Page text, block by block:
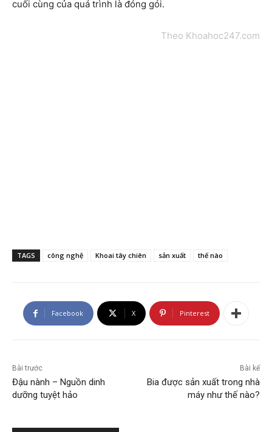
cuối cùng của quá trình là đóng gói.
Theo Khoahoc247.com
TAGS công nghệ Khoai tây chiên sản xuất thế nào
Facebook X Pinterest
Bài trước
Đậu nành – Nguồn dinh
dưỡng tuyệt hảo
Bài kế
Bia được sản xuất trong nhà
máy như thế nào?